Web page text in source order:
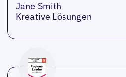
Jane Smith
Kreative Lösungen